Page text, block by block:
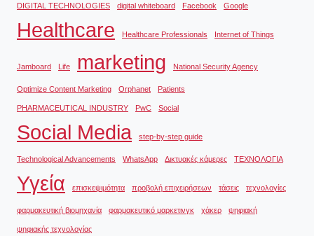
DIGITAL TECHNOLOGIES digital whiteboard Facebook Google
Healthcare Healthcare Professionals Internet of Things
Jamboard Life marketing National Security Agency
Optimize Content Marketing Orphanet Patients
PHARMACEUTICAL INDUSTRY PwC Social
Social Media step-by-step guide
Technological Advancements WhatsApp Δικτυακές κάμερες ΤΕΧΝΟΛΟΓΙΑ
Υγεία επισκεψιμότητα προβολή επιχειρήσεων τάσεις τεχνολογίες
φαρμακευτική βιομηχανία φαρμακευτικό μαρκετινγκ χάκερ ψηφιακή
ψηφιακής τεχνολογίας